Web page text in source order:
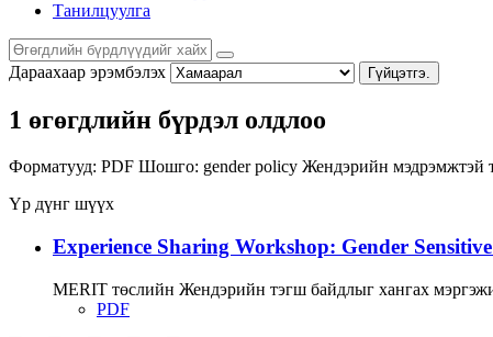
Танилцуулга
Дараахаар эрэмбэлэх Гүйцэтгэ.
1 өгөгдлийн бүрдэл олдлоо
Форматууд: PDF Шошго: gender policy Жендэрийн мэдрэмжтэй
Үр дүнг шүүх
Experience Sharing Workshop: Gender
MERIT төслийн Жендэрийн тэгш байдлыг хангах
PDF